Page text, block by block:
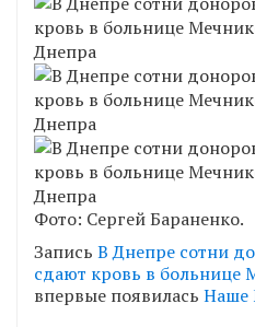
Фото: Сергей Бараненко.
Запись В Днепре сотни
сдают кровь в больнице
впервые появилась Наше